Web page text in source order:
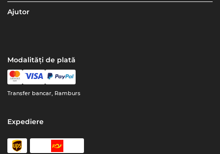
Ajutor
Modalități de plată
Transfer bancar, Ramburs
Expediere